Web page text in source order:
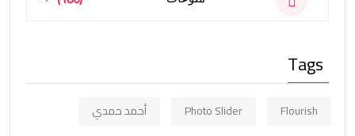
Tags
Flourish
Photo Slider
أحمد حمدي